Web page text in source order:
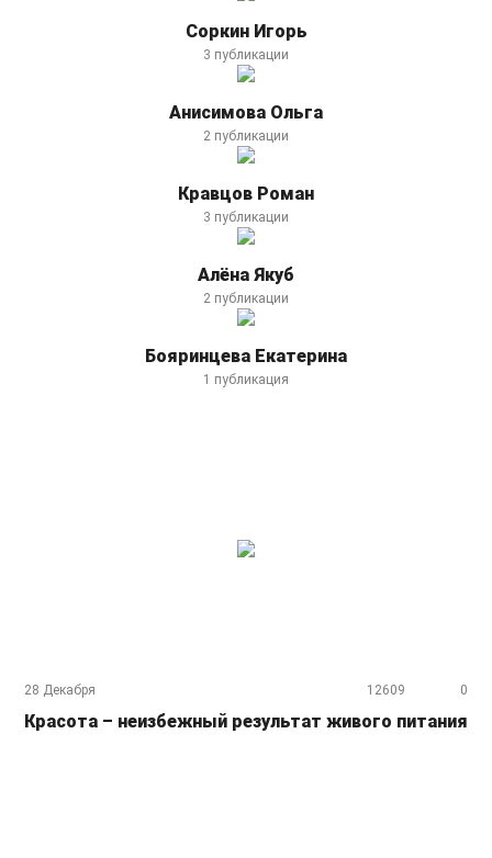
Соркин Игорь
3 публикации
Анисимова Ольга
2 публикации
Кравцов Роман
3 публикации
Алёна Якуб
2 публикации
Бояринцева Екатерина
1 публикация
28 Декабря 0
12609
Красота – неизбежный результат живого питания